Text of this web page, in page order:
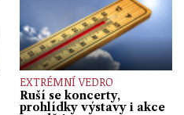
EXTRÉMNÍ VEDRO
Ruší se koncerty,
prohlídky výstavy i akce